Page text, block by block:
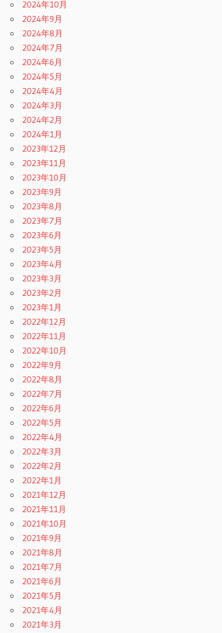
2024年10月
2024年9月
2024年8月
2024年7月
2024年6月
2024年5月
2024年4月
2024年3月
2024年2月
2024年1月
2023年12月
2023年11月
2023年10月
2023年9月
2023年8月
2023年7月
2023年6月
2023年5月
2023年4月
2023年3月
2023年2月
2023年1月
2022年12月
2022年11月
2022年10月
2022年9月
2022年8月
2022年7月
2022年6月
2022年5月
2022年4月
2022年3月
2022年2月
2022年1月
2021年12月
2021年11月
2021年10月
2021年9月
2021年8月
2021年7月
2021年6月
2021年5月
2021年4月
2021年3月